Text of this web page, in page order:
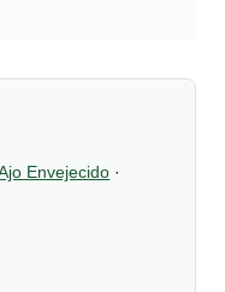
Envejecido ·